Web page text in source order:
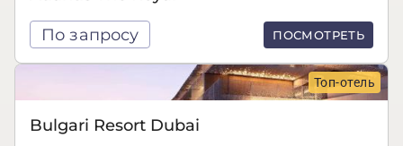
По запросу ПОСМОТРЕТЬ
Топ-отель
Bulgari Resort Dubai